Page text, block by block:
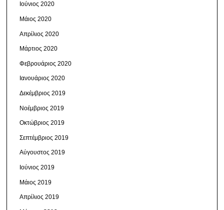
Ιούνιος 2020
Μάιος 2020
Απρίλιος 2020
Μάρτιος 2020
Φεβρουάριος 2020
Ιανουάριος 2020
Δεκέμβριος 2019
Νοέμβριος 2019
Οκτώβριος 2019
Σεπτέμβριος 2019
Αύγουστος 2019
Ιούνιος 2019
Μάιος 2019
Απρίλιος 2019